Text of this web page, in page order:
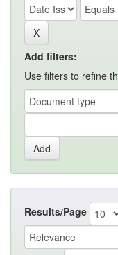
Add filters:
Use filters to refine
Results/Page